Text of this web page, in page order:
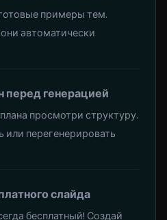
примеры тем.
автоматически
перед генерацией
просмотри структуру.
перегенерировать
слайда
бесплатный! Создай